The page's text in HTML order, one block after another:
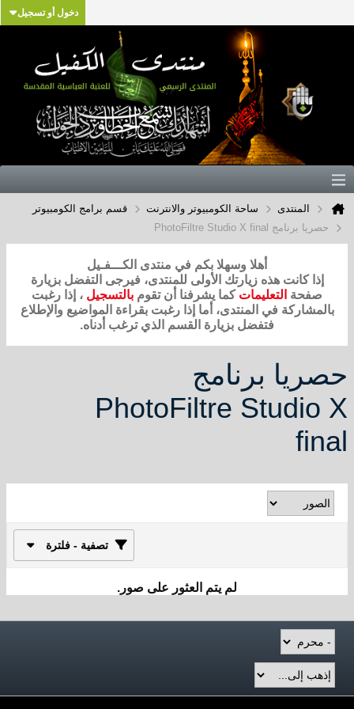
دخول أو تسجيل
المنتدى ساحة الكومبيوتر والانترنت
قسم برامج الكومبيوتر
حصريا برنامج PhotoFiltre Studio X final
أهلا وسهلا بكم في منتدى الكـــفـيل
إذا كانت هذه زيارتك الأولى للمنتدى، فيرجى التفضل بزيارة
صفحة التعليمات كما يشرفنا أن تقوم بالتسجيل ، إذا رغبت
بالمشاركة في المنتدى، أما إذا رغبت بقراءة المواضيع والإطلاع
فتفضل بزيارة القسم الذي ترغب أدناه.
حصريا برنامج
PhotoFiltre Studio X
final
تصفية - فلترة
لم يتم العثور على صور.